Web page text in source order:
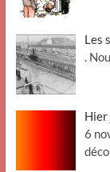
Les
.
Hier
6